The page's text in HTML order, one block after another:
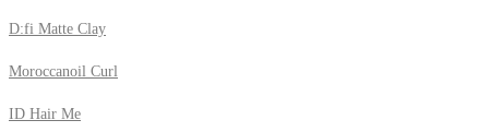
D:fi Matte Clay
Moroccanoil Curl
ID Hair Me